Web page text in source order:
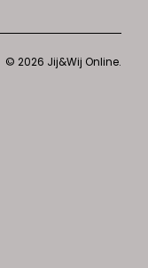
© 2026 Jij&Wij Online.